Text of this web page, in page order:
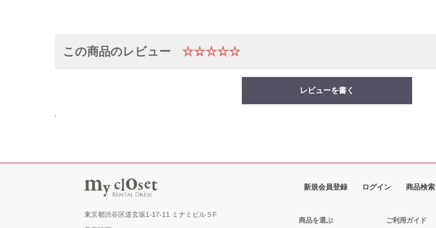
この商品のレビュー ☆☆☆☆☆
レビューを書く
'
東京都渋谷区道玄坂1-17-11 ミナミビル５F
新規会員登録 ログイン 商品検索
商品を選ぶ ご利用ガイド